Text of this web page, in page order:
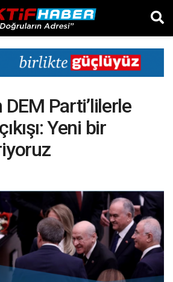
DEM Parti’lilerle
Yeni bir